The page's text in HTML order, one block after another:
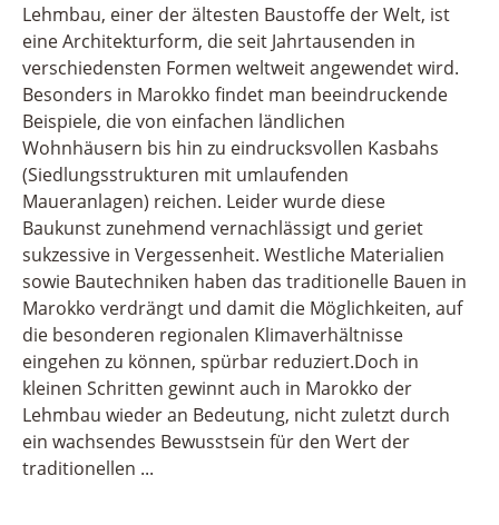
Lehmbau, einer der ältesten Baustoffe der Welt, ist
eine Architekturform, die seit Jahrtausenden in
verschiedensten Formen weltweit angewendet wird.
Besonders in Marokko findet man beeindruckende
Beispiele, die von einfachen ländlichen
Wohnhäusern bis hin zu eindrucksvollen Kasbahs
(Siedlungsstrukturen mit umlaufenden
Maueranlagen) reichen. Leider wurde diese
Baukunst zunehmend vernachlässigt und geriet
sukzessive in Vergessenheit. Westliche Materialien
sowie Bautechniken haben das traditionelle Bauen in
Marokko verdrängt und damit die Möglichkeiten, auf
die besonderen regionalen Klimaverhältnisse
eingehen zu können, spürbar reduziert.Doch in
kleinen Schritten gewinnt auch in Marokko der
Lehmbau wieder an Bedeutung, nicht zuletzt durch
ein wachsendes Bewusstsein für den Wert der
traditionellen